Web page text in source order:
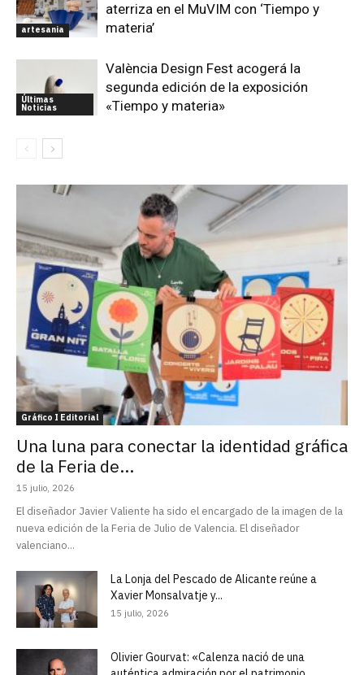
artesania
aterriza en el MuVIM con ‘Tiempo y
materia’
Últimas
Noticias
València Design Fest acogerá la
segunda edición de la exposición
«Tiempo y materia»
Gráfico I Editorial
Una luna para conectar la identidad gráfica
de la Feria de...
15 julio, 2026
El diseñador Javier Valiente ha sido el encargado de la imagen de la
nueva edición de la Feria de Julio de Valencia. El diseñador
valenciano...
La Lonja del Pescado de Alicante reúne a
Xavier Monsalvatje y...
15 julio, 2026
Olivier Gourvat: «Calenza nació de una